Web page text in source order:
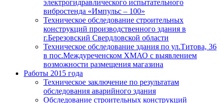
электрогидравлического испытательного
вибростенда «Импульс – 100»
Техническое обследование строительных
конструкций производственного здания в
г.Березовский Свердловской области
Техническое обследование здания по ул.Титова, 36
в пос.Междуреченском ХМАО с выявлением
возможности размещения магазина
Работы 2015 года
Техническое заключение по результатам
обследования аварийного здания
Обследование строительных конструкций